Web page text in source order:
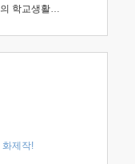
고양이 제제의 학교생활 1 : 초등학생이 이렇게 힘들 줄이야
화제작!